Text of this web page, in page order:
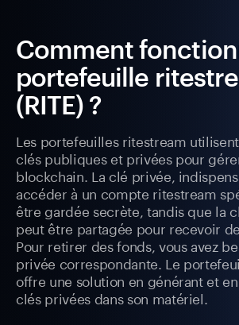
Comment
portefeuille
(RITE) ?
Les portefeuilles ritestream
clés publiques et privées pour
blockchain. La clé privée,
accéder à un compte ritestream
être gardée secrète, tandis que la
peut être partagée pour recevoir
Pour retirer des fonds, vous avez
privée correspondante. Le
offre une solution en générant et
clés privées dans son matériel.